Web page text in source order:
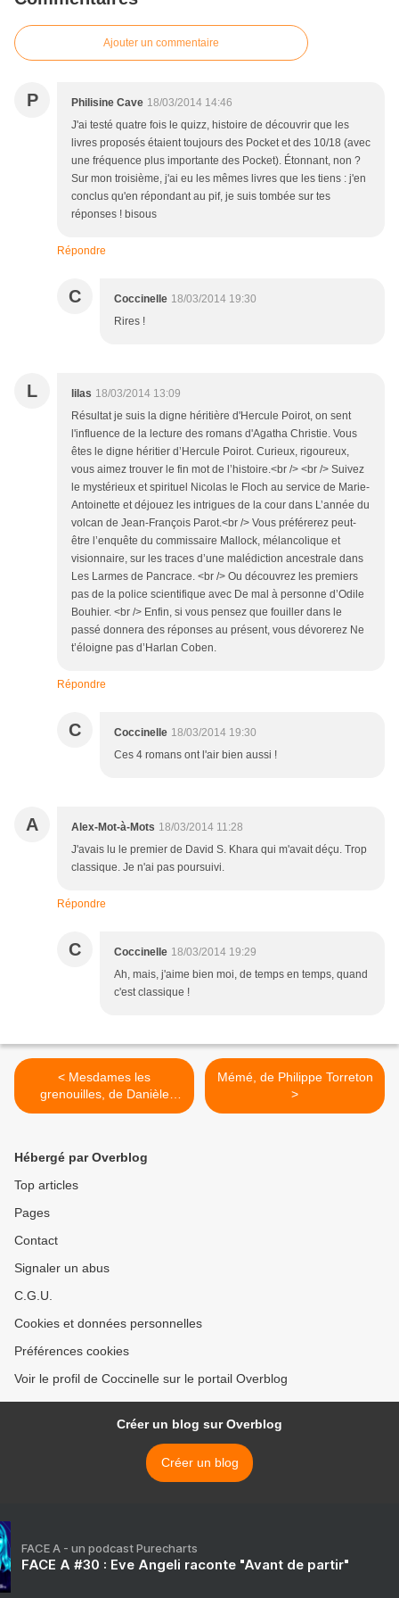
Ajouter un commentaire
P Philisine Cave 18/03/2014 14:46
J'ai testé quatre fois le quizz, histoire de découvrir que les
livres proposés étaient toujours des Pocket et des 10/18 (avec
une fréquence plus importante des Pocket). Étonnant, non ?
Sur mon troisième, j'ai eu les mêmes livres que les tiens : j'en
conclus qu'en répondant au pif, je suis tombée sur tes
réponses ! bisous
Répondre
C Coccinelle 18/03/2014 19:30
Rires !
L lilas 18/03/2014 13:09
Résultat je suis la digne héritière d'Hercule Poirot, on sent
l'influence de la lecture des romans d'Agatha Christie. Vous
êtes le digne héritier d’Hercule Poirot. Curieux, rigoureux,
vous aimez trouver le fin mot de l’histoire.<br /> <br /> Suivez
le mystérieux et spirituel Nicolas le Floch au service de Marie-
Antoinette et déjouez les intrigues de la cour dans L’année du
volcan de Jean-François Parot.<br /> Vous préférerez peut-
être l’enquête du commissaire Mallock, mélancolique et
visionnaire, sur les traces d’une malédiction ancestrale dans
Les Larmes de Pancrace. <br /> Ou découvrez les premiers
pas de la police scientifique avec De mal à personne d’Odile
Bouhier. <br /> Enfin, si vous pensez que fouiller dans le
passé donnera des réponses au présent, vous dévorerez Ne
t’éloigne pas d’Harlan Coben.
Répondre
C Coccinelle 18/03/2014 19:30
Ces 4 romans ont l'air bien aussi !
A Alex-Mot-à-Mots 18/03/2014 11:28
J'avais lu le premier de David S. Khara qui m'avait déçu. Trop
classique. Je n'ai pas poursuivi.
Répondre
C Coccinelle 18/03/2014 19:29
Ah, mais, j'aime bien moi, de temps en temps, quand
c'est classique !
< Mesdames les
grenouilles, de Danièle
Fossette et Olivier Copin
Mémé, de Philippe Torreton
>
Hébergé par Overblog
Top articles
Pages
Contact
Signaler un abus
C.G.U.
Cookies et données personnelles
Préférences cookies
Voir le profil de Coccinelle sur le portail Overblog
Créer un blog sur Overblog
Créer un blog
FACE A - un podcast Purecharts
FACE A #30 : Eve Angeli raconte "Avant de partir"